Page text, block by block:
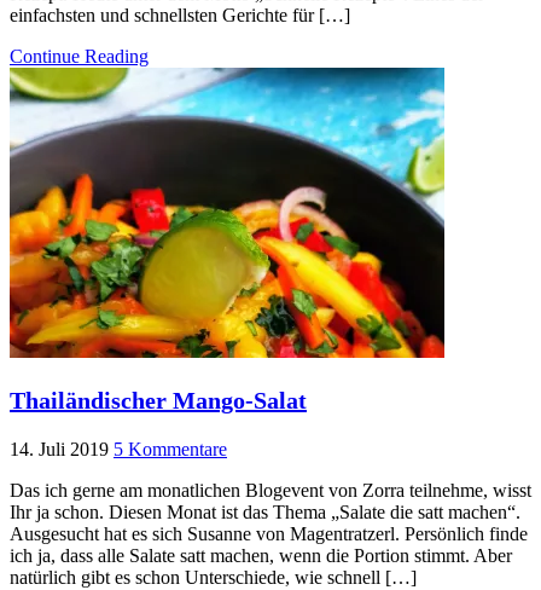
einfachsten und schnellsten Gerichte für […]
Continue Reading
Thailändischer Mango-Salat
14. Juli 2019 5 Kommentare
Das ich gerne am monatlichen Blogevent von Zorra teilnehme, wisst
Ihr ja schon. Diesen Monat ist das Thema „Salate die satt machen“.
Ausgesucht hat es sich Susanne von Magentratzerl. Persönlich finde
ich ja, dass alle Salate satt machen, wenn die Portion stimmt. Aber
natürlich gibt es schon Unterschiede, wie schnell […]